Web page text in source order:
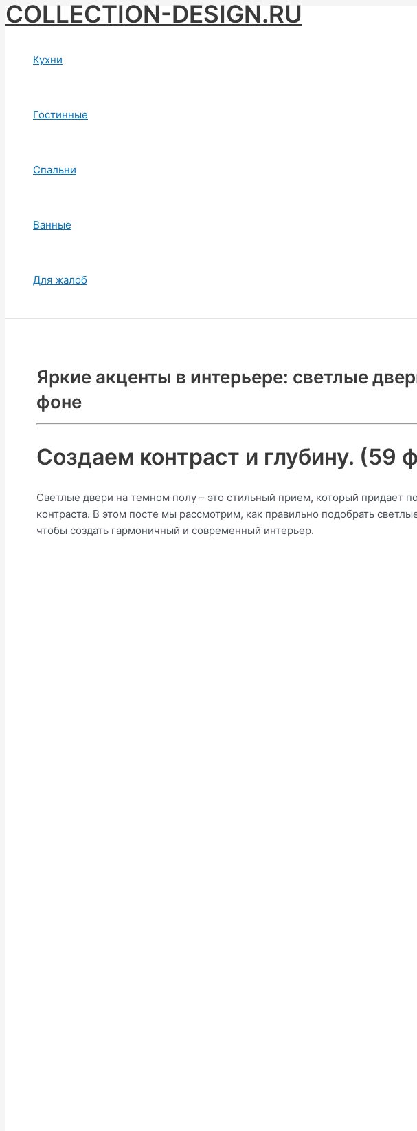
Skip
to
COLLECTION-DESIGN.RU
Кухни
Гостинные
Спальни
Ванные
Для жалоб
Яркие акценты в интерьере: светлые
фоне
Создаем контраст и глубину. (59
Светлые двери на темном полу – это стильный прием, который придает
контраста. В этом посте мы рассмотрим, как правильно подобрать
чтобы создать гармоничный и современный интерьер.